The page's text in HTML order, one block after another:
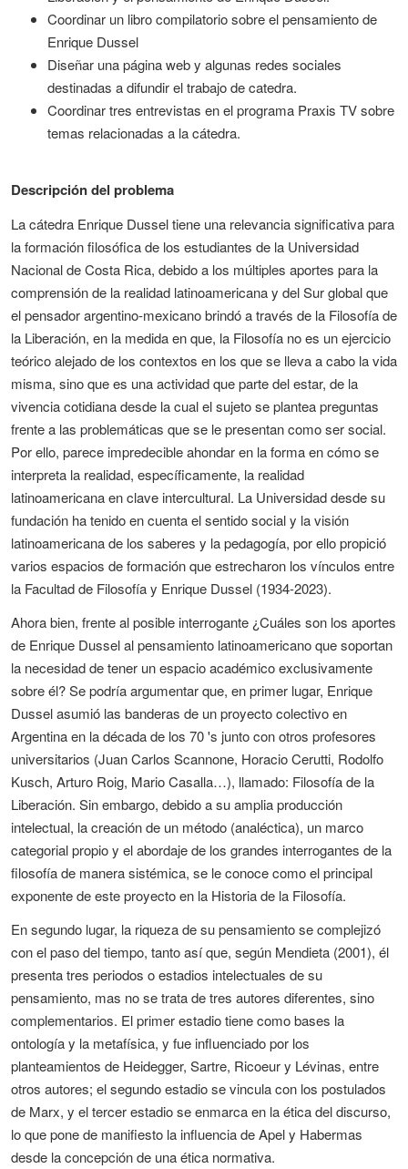
Coordinar un libro compilatorio sobre el pensamiento de
Enrique Dussel
Diseñar una página web y algunas redes sociales
destinadas a difundir el trabajo de catedra.
Coordinar tres entrevistas en el programa Praxis TV sobre
temas relacionadas a la cátedra.
Descripción del problema
La cátedra Enrique Dussel tiene una relevancia significativa para
la formación filosófica de los estudiantes de la Universidad
Nacional de Costa Rica, debido a los múltiples aportes para la
comprensión de la realidad latinoamericana y del Sur global que
el pensador argentino-mexicano brindó a través de la Filosofía de
la Liberación, en la medida en que, la Filosofía no es un ejercicio
teórico alejado de los contextos en los que se lleva a cabo la vida
misma, sino que es una actividad que parte del estar, de la
vivencia cotidiana desde la cual el sujeto se plantea preguntas
frente a las problemáticas que se le presentan como ser social.
Por ello, parece impredecible ahondar en la forma en cómo se
interpreta la realidad, específicamente, la realidad
latinoamericana en clave intercultural. La Universidad desde su
fundación ha tenido en cuenta el sentido social y la visión
latinoamericana de los saberes y la pedagogía, por ello propició
varios espacios de formación que estrecharon los vínculos entre
la Facultad de Filosofía y Enrique Dussel (1934-2023).
Ahora bien, frente al posible interrogante ¿Cuáles son los aportes
de Enrique Dussel al pensamiento latinoamericano que soportan
la necesidad de tener un espacio académico exclusivamente
sobre él? Se podría argumentar que, en primer lugar, Enrique
Dussel asumió las banderas de un proyecto colectivo en
Argentina en la década de los 70 's junto con otros profesores
universitarios (Juan Carlos Scannone, Horacio Cerutti, Rodolfo
Kusch, Arturo Roig, Mario Casalla…), llamado: Filosofía de la
Liberación. Sin embargo, debido a su amplia producción
intelectual, la creación de un método (analéctica), un marco
categorial propio y el abordaje de los grandes interrogantes de la
filosofía de manera sistémica, se le conoce como el principal
exponente de este proyecto en la Historia de la Filosofía.
En segundo lugar, la riqueza de su pensamiento se complejizó
con el paso del tiempo, tanto así que, según Mendieta (2001), él
presenta tres periodos o estadios intelectuales de su
pensamiento, mas no se trata de tres autores diferentes, sino
complementarios. El primer estadio tiene como bases la
ontología y la metafísica, y fue influenciado por los
planteamientos de Heidegger, Sartre, Ricoeur y Lévinas, entre
otros autores; el segundo estadio se vincula con los postulados
de Marx, y el tercer estadio se enmarca en la ética del discurso,
lo que pone de manifiesto la influencia de Apel y Habermas
desde la concepción de una ética normativa.